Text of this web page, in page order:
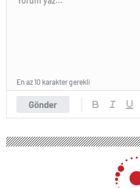
Gönder
En az 10 karakter gerekli